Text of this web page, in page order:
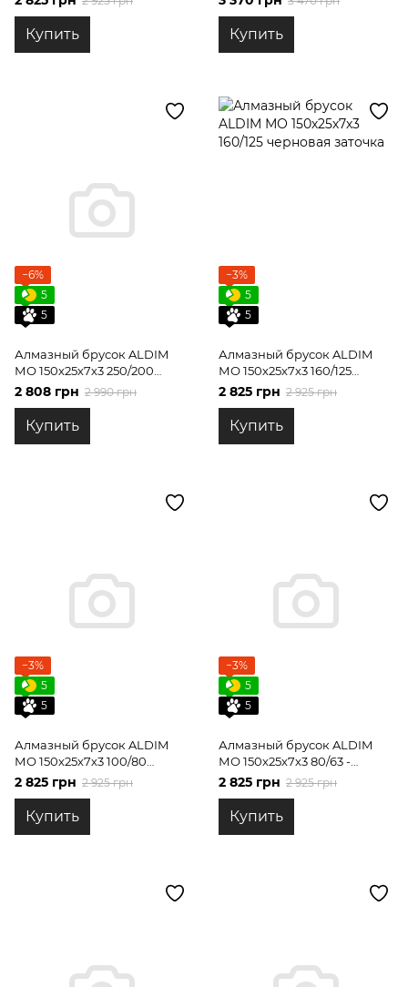
Купить Купить
−6%
5
5
Алмазный брусок ALDIM
МО 150х25х7х3 250/200
формирование режущей
2 808 грн 2 990 грн
Купить
−3%
5
5
Алмазный брусок ALDIM
МО 150х25х7х3 160/125
черновая заточка
2 825 грн 2 925 грн
Купить
−3%
5
5
Алмазный брусок ALDIM
МО 150х25х7х3 100/80
черновая заточка
2 825 грн 2 925 грн
Купить
−3%
5
5
Алмазный брусок ALDIM
МО 150х25х7х3 80/63 -
получистовая заточка
2 825 грн 2 925 грн
Купить